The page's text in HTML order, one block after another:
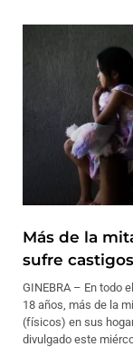
Más de la
sufre
GINEBRA – En todo
18 años, más de la
(físicos) en sus
divulgado este